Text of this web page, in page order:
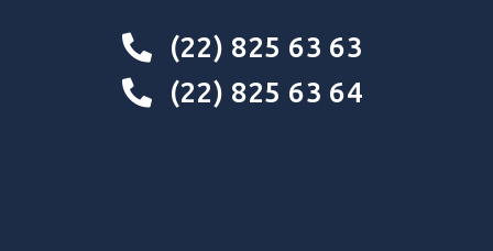
(22) 825 63 63
(22) 825 63 64